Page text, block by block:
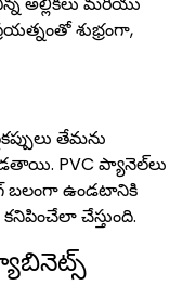
శుభ్రంగా,
తేమను
PVC ప్యానెల్‌లు
బలంగా ఉండటానికి
చేస్తుంది.